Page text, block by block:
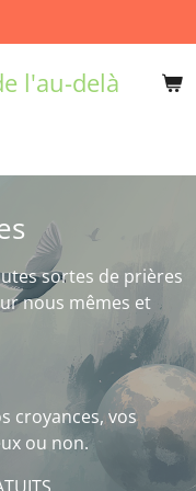
l'au-delà
sortes de prières
nous mêmes et
croyances, vos
ou non.